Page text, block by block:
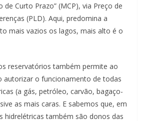
de Curto Prazo” (MCP), via Preço de
(PLD). Aqui, predomina a
mais vazios os lagos, mais alto é o
reservatórios também permite ao
autorizar o funcionamento de todas
(a gás, petróleo, carvão, bagaço-
as mais caras. E sabemos que, em
hidrelétricas também são donos das